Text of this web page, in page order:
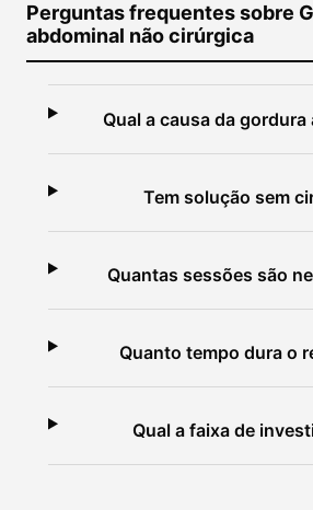
Perguntas frequentes sobre
abdominal não cirúrgica
Qual a causa da gordura
Tem solução sem
Quantas sessões são
Quanto tempo dura o
Qual a faixa de